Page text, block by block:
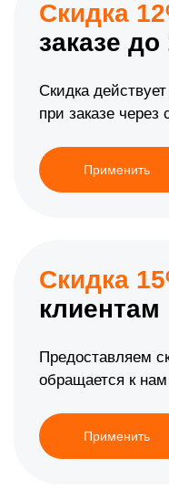
Скидка
заказе до
Скидка
при заказе через
Применить
Скидка
клиентам
Предоставляем
обращается к
Применить